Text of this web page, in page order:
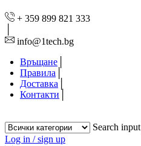
+ 359 899 821 333
info@1tech.bg
Връщане
Правила
Доставка
Контакти
Search input
Log in / sign up